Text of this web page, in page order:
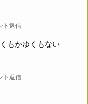
ト返信
もかゆくもない
ト返信